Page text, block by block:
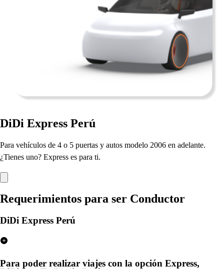
DiDi Express Perú
Para vehículos de 4 o 5 puertas y autos modelo 2006 en adelante.
¿Tienes uno? Express es para ti.
Requerimientos para ser Conductor
DiDi Express Perú
Para poder realizar viajes con la opción Express,